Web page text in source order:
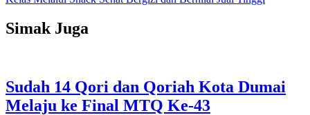
Simak Juga
Sudah 14 Qori dan Qoriah Kota Dumai
Melaju ke Final MTQ Ke-43